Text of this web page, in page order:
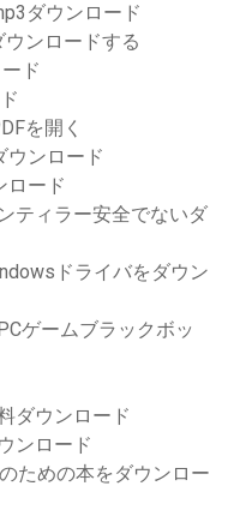
ダウンロード
ンロードする
ド
を開く
ウンロード
ロード
ティラー安全でないダ
ドライバをダウン
ゲームブラックボッ
ダウンロード
ンロード
ための本をダウンロー